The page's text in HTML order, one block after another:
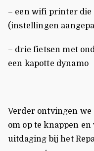
– een wifi printer
(instellingen
– drie fietsen met
een kapotte dynamo
Verder ontvingen we
om op te knappen en
uitdaging bij het